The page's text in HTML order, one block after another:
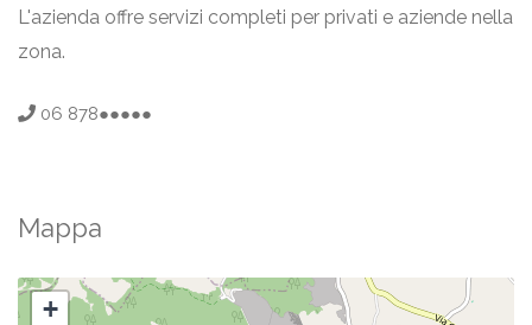
L'azienda offre servizi completi per privati e aziende nella
zona.
06 878●●●●●
Mappa
+